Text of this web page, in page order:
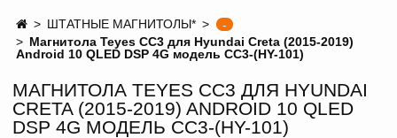
ШТАТНЫЕ МАГНИТОЛЫ*
-
Магнитола Teyes CC3 для Hyundai Creta (2015-2019)
Android 10 QLED DSP 4G модель CC3-(HY-101)
МАГНИТОЛА TEYES CC3 ДЛЯ HYUNDAI
CRETA (2015-2019) ANDROID 10 QLED
DSP 4G МОДЕЛЬ CC3-(HY-101)